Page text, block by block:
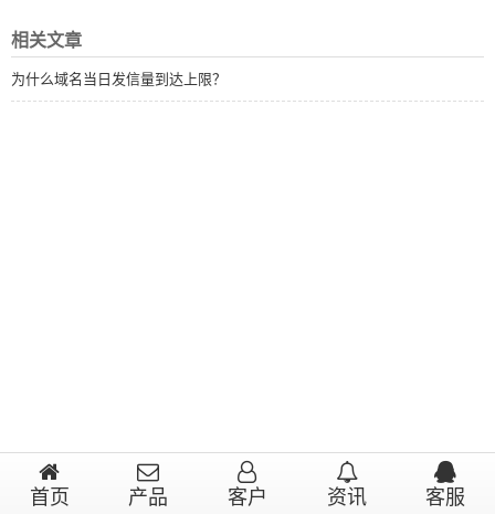
相关文章
为什么域名当日发信量到达上限？
首页 产品 客户 资讯 客服